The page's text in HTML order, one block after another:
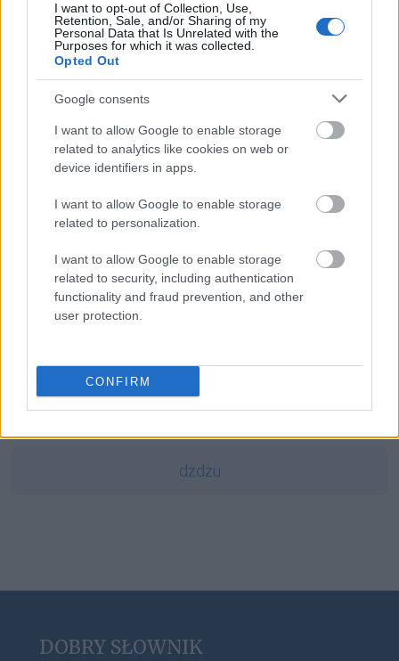
I want to opt-out of Collection, Use,
Retention, Sale, and/or Sharing of my
Personal Data that Is Unrelated with the
Purposes for which it was collected.
Opted Out
Google consents
I want to allow Google to enable storage
related to analytics like cookies on web or
device identifiers in apps.
I want to allow Google to enable storage
related to personalization.
I want to allow Google to enable storage
related to security, including authentication
functionality and fraud prevention, and other
user protection.
CONFIRM
barber
imbus
bociankowe
co rok prorok
ork
ludzik
dżdżu
DOBRY SŁOWNIK